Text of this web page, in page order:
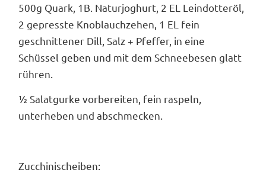
500g Quark, 1B. Naturjoghurt, 2 EL Leindotteröl,
2 gepresste Knoblauchzehen, 1 EL fein
geschnittener Dill, Salz + Pfeffer, in eine
Schüssel geben und mit dem Schneebesen glatt
rühren.
½ Salatgurke vorbereiten, fein raspeln,
unterheben und abschmecken.
Zucchinischeiben: